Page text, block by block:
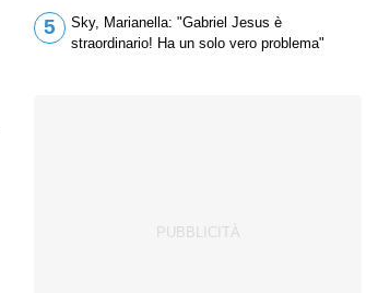
5
Sky, Marianella: "Gabriel Jesus è
straordinario! Ha un solo vero problema"